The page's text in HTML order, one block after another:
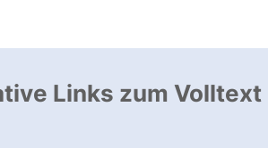
Links zum Volltext